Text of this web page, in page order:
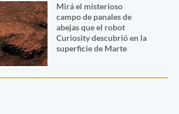
Mirá el misterioso
campo de panales de
abejas que el robot
Curiosity descubrió en la
superficie de Marte